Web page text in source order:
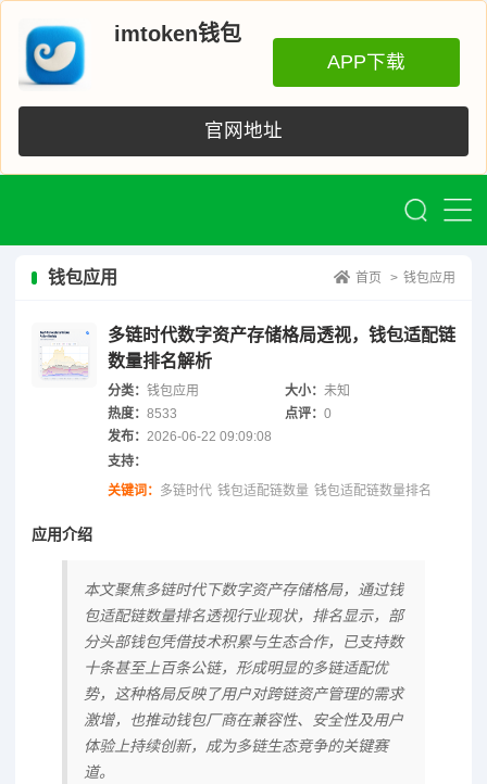
imtoken钱包
APP下载
官网地址
钱包应用 首页 > 钱包应用
多链时代数字资产存储格局透视，钱包适配链
数量排名解析
分类： 钱包应用 大小：未知
热度： 8533 点评：0
发布： 2026-06-22 09:09:08
支持：
关键词： 多链时代 钱包适配链数量 钱包适配链数量排名
应用介绍
本文聚焦多链时代下数字资产存储格局，通过钱
包适配链数量排名透视行业现状，排名显示，部
分头部钱包凭借技术积累与生态合作，已支持数
十条甚至上百条公链，形成明显的多链适配优
势，这种格局反映了用户对跨链资产管理的需求
激增，也推动钱包厂商在兼容性、安全性及用户
体验上持续创新，成为多链生态竞争的关键赛
道。